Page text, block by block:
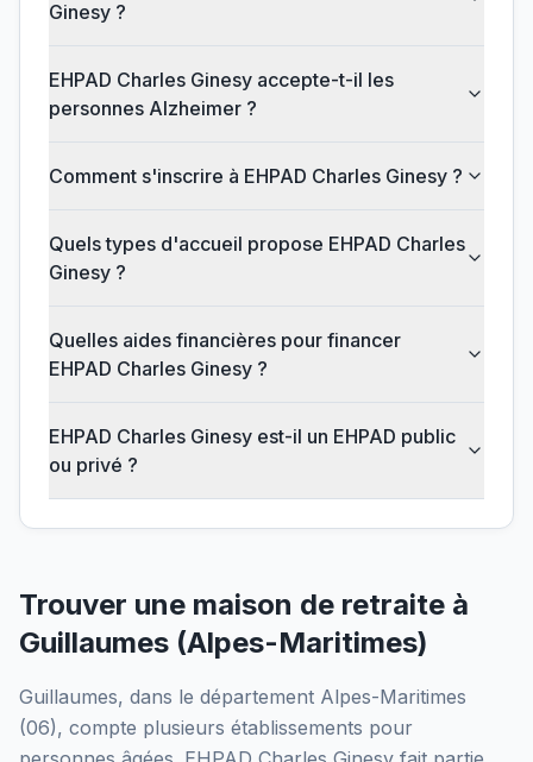
Ginesy ?
EHPAD Charles Ginesy accepte-t-il les
personnes Alzheimer ?
Comment s'inscrire à EHPAD Charles Ginesy ?
Quels types d'accueil propose EHPAD Charles
Ginesy ?
Quelles aides financières pour financer
EHPAD Charles Ginesy ?
EHPAD Charles Ginesy est-il un EHPAD public
ou privé ?
Trouver une maison de retraite à
Guillaumes (Alpes-Maritimes)
Guillaumes, dans le département Alpes-Maritimes
(06), compte plusieurs établissements pour